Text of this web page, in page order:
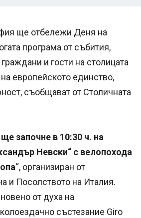
ще отбележи Деня на
програма от събития,
и гости на столицата
европейското единство,
съобщават от Столичната
започне в 10:30 ч. на
Невски“ с велопохода
“, организиран от
и Посолството на Италия.
от духа на
състезание Giro